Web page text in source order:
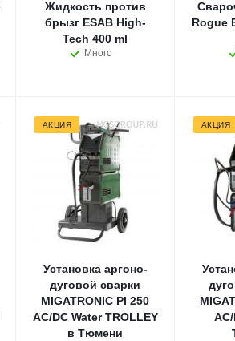
Жидкость против
брызг ESAB High-
Tech 400 ml
Много
Rogue
АКЦИЯ
Установка аргоно-
дуговой сварки
MIGATRONIC PI 250
AC/DC Water TROLLEY
в Тюмени
АКЦИЯ